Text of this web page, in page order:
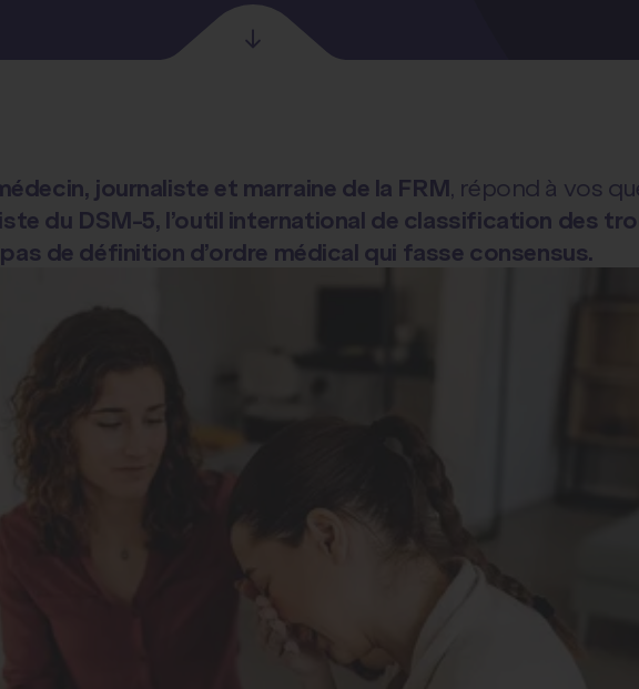
journaliste et marraine de la FRM, répond à vos
du DSM-5, l’outil international de classification des
pas de définition d’ordre médical qui fasse consensus.